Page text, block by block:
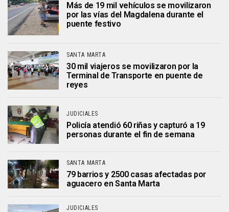
Más de 19 mil vehículos se movilizaron
por las vías del Magdalena durante el
puente festivo
SANTA MARTA
30 mil viajeros se movilizaron por la
Terminal de Transporte en puente de
reyes
JUDICIALES
Policía atendió 60 riñas y capturó a 19
personas durante el fin de semana
SANTA MARTA
79 barrios y 2500 casas afectadas por
aguacero en Santa Marta
JUDICIALES